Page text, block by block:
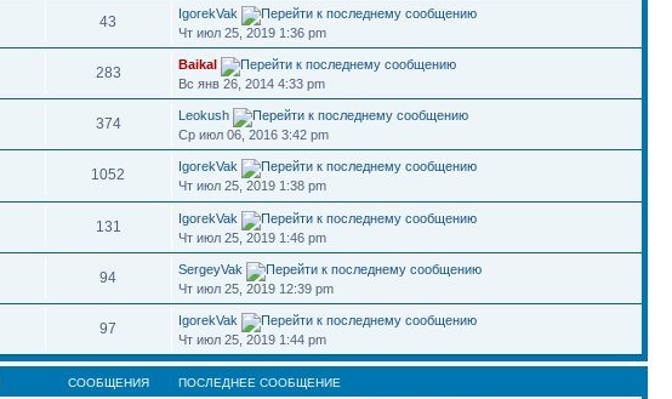
43
IgorekVak
Чт июл 25, 2019 1:36 pm
283
Baikal
Вс янв 26, 2014 4:33 pm
374
Leokush
Ср июл 06, 2016 3:42 pm
1052
IgorekVak
Чт июл 25, 2019 1:38 pm
131
IgorekVak
Чт июл 25, 2019 1:46 pm
94
SergeyVak
Чт июл 25, 2019 12:39 pm
97
IgorekVak
Чт июл 25, 2019 1:44 pm
СООБЩЕНИЯ ПОСЛЕДНЕЕ СООБЩЕНИЕ